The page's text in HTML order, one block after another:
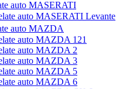
auto MASERATI
auto MASERATI Levante
auto MAZDA
auto MAZDA 121
auto MAZDA 2
auto MAZDA 3
auto MAZDA 5
auto MAZDA 6